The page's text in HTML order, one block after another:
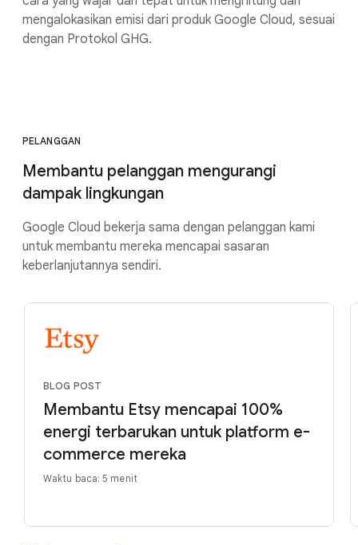
mengalokasikan emisi dari produk Google Cloud, sesuai
dengan Protokol GHG.
PELANGGAN
Membantu pelanggan mengurangi
dampak lingkungan
Google Cloud bekerja sama dengan pelanggan kami
untuk membantu mereka mencapai sasaran
keberlanjutannya sendiri.
BLOG POST
Membantu Etsy mencapai 100%
energi terbarukan untuk platform e-
commerce mereka
Waktu baca: 5 menit